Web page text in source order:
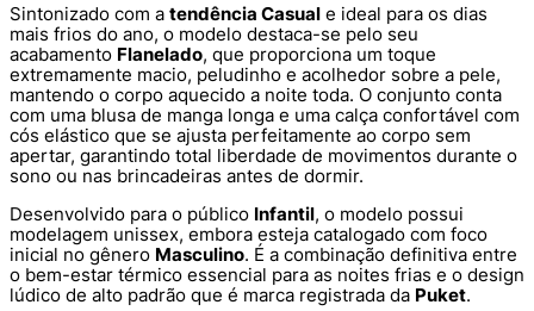
Sintonizado com a tendência Casual e ideal para os dias
mais frios do ano, o modelo destaca-se pelo seu
acabamento Flanelado, que proporciona um toque
extremamente macio, peludinho e acolhedor sobre a pele,
mantendo o corpo aquecido a noite toda. O conjunto conta
com uma blusa de manga longa e uma calça confortável com
cós elástico que se ajusta perfeitamente ao corpo sem
apertar, garantindo total liberdade de movimentos durante o
sono ou nas brincadeiras antes de dormir.
Desenvolvido para o público Infantil, o modelo possui
modelagem unissex, embora esteja catalogado com foco
inicial no gênero Masculino. É a combinação definitiva entre
o bem-estar térmico essencial para as noites frias e o design
lúdico de alto padrão que é marca registrada da Puket.